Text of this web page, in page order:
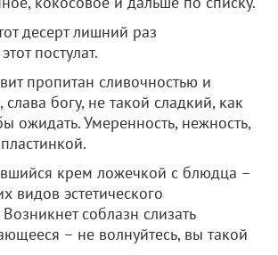
десерт лишний раз
постулат.
пропитан сливочностью и
богу, не такой сладкий, как
ожидать. Умеренность, нежность,
крем ложечкой с блюдца –
видов эстетического
соблазн слизать
– не волнуйтесь, вы такой